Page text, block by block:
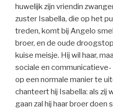
huwelijk zijn vriendin
zuster Isabella, die op het
treden, komt bij Angelo
broer, en de oude
kuise meisje. Hij wil haar,
sociale en
op een normale manier te
chanteert hij Isabella: als zij
gaan zal hij haar broer doen